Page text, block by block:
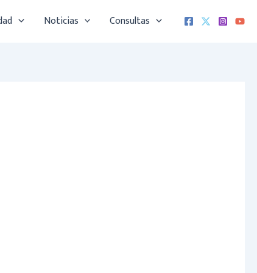
Noticias Consultas